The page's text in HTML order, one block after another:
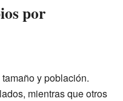
por
y población.
mientras que otros